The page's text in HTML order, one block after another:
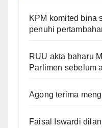
KPM komited bina
penuhi
RUU akta baharu
Parlimen sebelum
Agong terima
Faisal Iswardi